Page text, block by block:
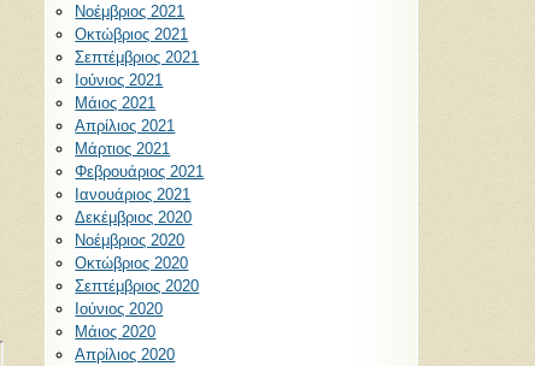
Νοέμβριος 2021
Οκτώβριος 2021
Σεπτέμβριος 2021
Ιούνιος 2021
Μάιος 2021
Απρίλιος 2021
Μάρτιος 2021
Φεβρουάριος 2021
Ιανουάριος 2021
Δεκέμβριος 2020
Νοέμβριος 2020
Οκτώβριος 2020
Σεπτέμβριος 2020
Ιούνιος 2020
Μάιος 2020
Απρίλιος 2020